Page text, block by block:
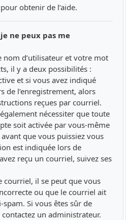
obtenir de l’aide.
ne peux pas me
nom d’utilisateur et votre mot
il y a deux possibilités :
et si vous avez indiqué
de l’enregistrement, alors
reçues par courriel.
nécessiter que toute
soit activée par vous-même
que vous puissiez vous
est indiquée lors de
reçu un courriel, suivez ses
courriel, il se peut que vous
ou que le courriel ait
Si vous êtes sûr de
un administrateur.